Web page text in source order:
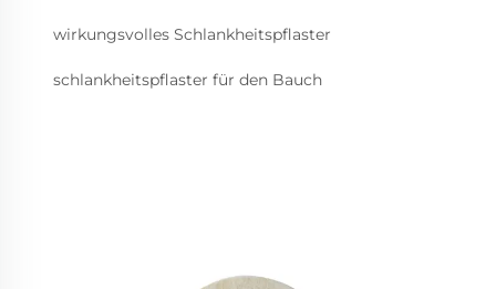
wirkungsvolles Schlankheitspflaster
schlankheitspflaster für den Bauch